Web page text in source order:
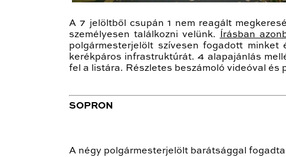
A 7 jelöltből csupán 1 nem reagált
személyesen találkozni velünk.
Írásban
polgármesterjelölt szívesen fogadott
kerékpáros infrastruktúrát. 4 alapajánlás
fel a listára. Részletes beszámoló videóval és
SOPRON
A négy polgármesterjelölt barátsággal